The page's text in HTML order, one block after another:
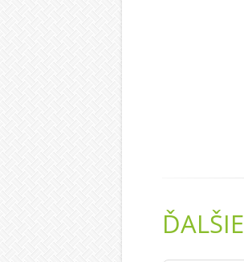
ĎALŠIE